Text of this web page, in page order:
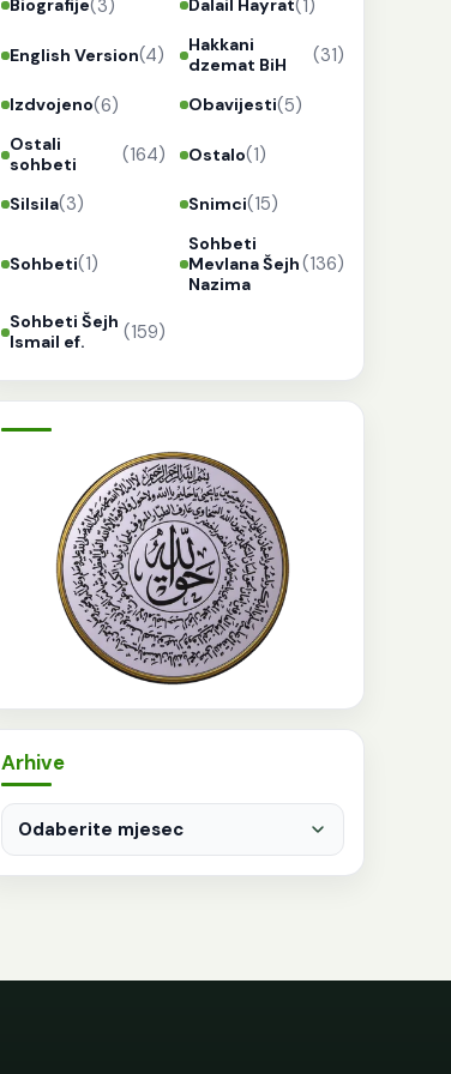
Biografije(3) Dalail Hayrat(1)
English Version(4)
Hakkani
dzemat BiH
(31)
Izdvojeno(6) Obavijesti(5)
Ostali
sohbeti
(164) Ostalo(1)
Silsila(3) Snimci(15)
Sohbeti(1)
Sohbeti
Mevlana Šejh
Nazima
(136)
Sohbeti Šejh
Ismail ef.
(159)
Arhive
Arhive